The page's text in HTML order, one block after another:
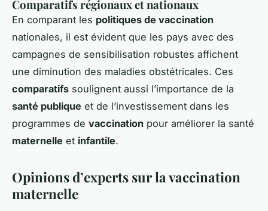
Comparatifs régionaux et nationaux
En comparant les politiques de vaccination
nationales, il est évident que les pays avec des
campagnes de sensibilisation robustes affichent
une diminution des maladies obstétricales. Ces
comparatifs soulignent aussi l’importance de la
santé publique et de l’investissement dans les
programmes de vaccination pour améliorer la santé
maternelle et infantile.
Opinions d’experts sur la vaccination
maternelle